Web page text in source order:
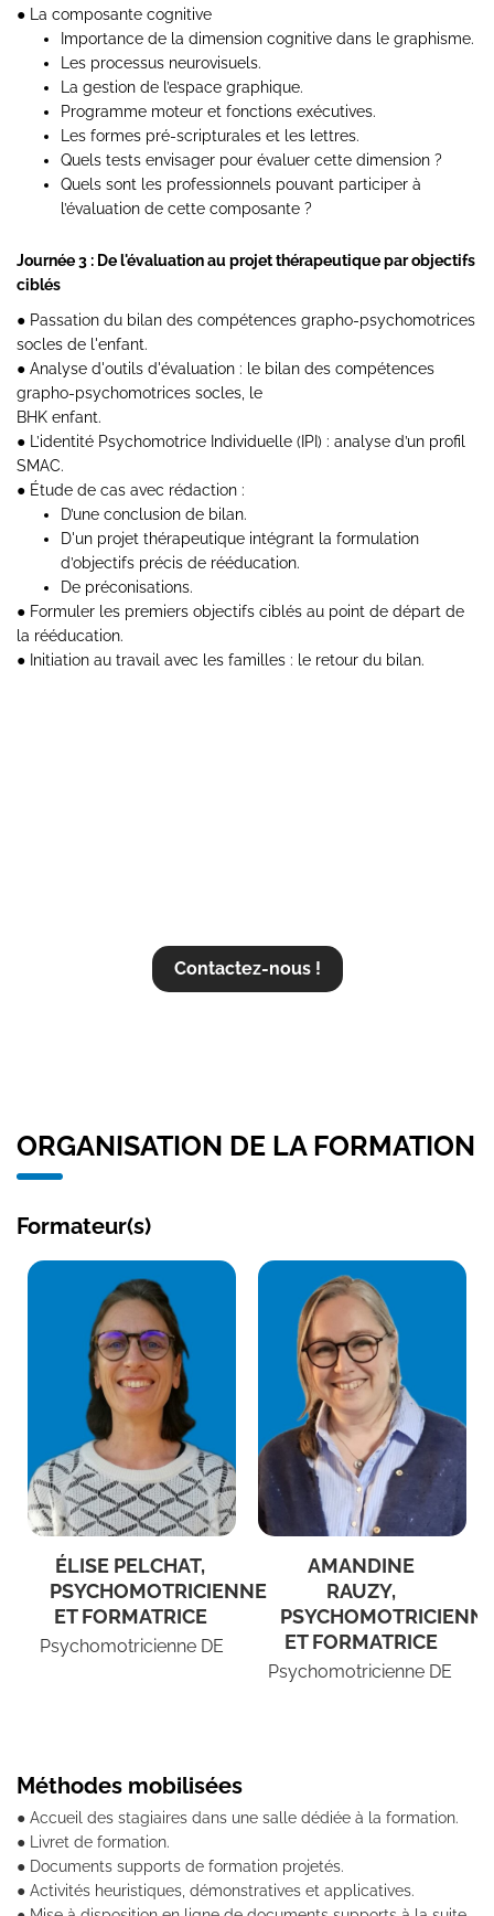
● La composante cognitive
Importance de la dimension cognitive dans le graphisme.
Les processus neurovisuels.
La gestion de l’espace graphique.
Programme moteur et fonctions exécutives.
Les formes pré-scripturales et les lettres.
Quels tests envisager pour évaluer cette dimension ?
Quels sont les professionnels pouvant participer à
l’évaluation de cette composante ?
Journée 3 : De l'évaluation au projet thérapeutique par objectifs
ciblés
● Passation du bilan des compétences grapho-psychomotrices
socles de l'enfant.
● Analyse d'outils d'évaluation : le bilan des compétences
grapho-psychomotrices socles, le
BHK enfant.
● L’identité Psychomotrice Individuelle (IPI) : analyse d’un profil
SMAC.
● Étude de cas avec rédaction :
D’une conclusion de bilan.
D'un projet thérapeutique intégrant la formulation
d’objectifs précis de rééducation.
De préconisations.
● Formuler les premiers objectifs ciblés au point de départ de
la rééducation.
● Initiation au travail avec les familles : le retour du bilan.
Contactez-nous !
ORGANISATION DE LA FORMATION
Formateur(s)
ÉLISE PELCHAT,
PSYCHOMOTRICIENNE
ET FORMATRICE
Psychomotricienne DE
AMANDINE
RAUZY,
ET FORMATRICE
Psychomotricienne DE
Méthodes mobilisées
● Accueil des stagiaires dans une salle dédiée à la formation.
● Livret de formation.
● Documents supports de formation projetés.
● Activités heuristiques, démonstratives et applicatives.